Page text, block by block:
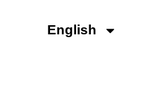
English